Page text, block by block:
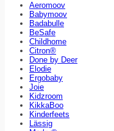
Aeromoov
Babymoov
Badabulle
BeSafe
Childhome
Citron®
Done by Deer
Elodie
Ergobaby
Joie
Kidzroom
KikkaBoo
Kinderfeets
Lässig